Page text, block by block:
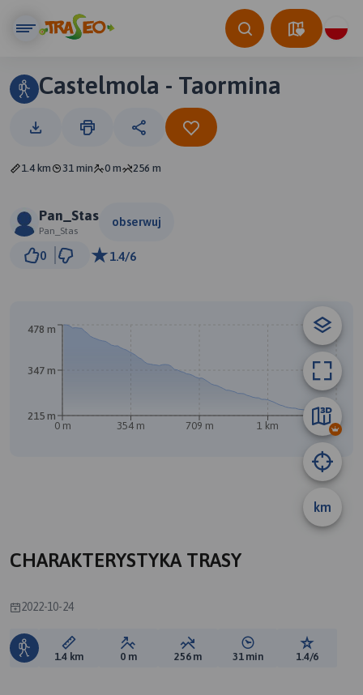
Castelmola - Taormina
1.4 km 31 min 0 m 256 m
Pan_Stas
Pan_Stas
obserwuj
0 1.4/6
km
0 m 354 m 709 m 1 km 1.4 km
215 m
347 m
478 m
CHARAKTERYSTYKA TRASY
2022-10-24
Długość trasy:
1.4 km Suma przewyższeń:
0 m Suma spadków:
256 m Średni czas potrzebny
31 min Ocena
1.4/6